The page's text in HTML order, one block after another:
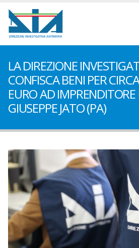
LA DIREZIONE
CONFISCA BENI PER
EURO AD IMPRENDITORE
GIUSEPPE JATO (PA)